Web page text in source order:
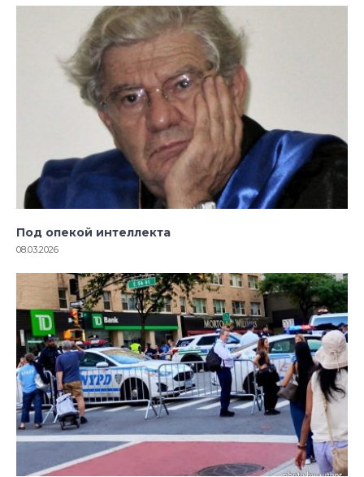
Под опекой интеллекта
08.03.2026